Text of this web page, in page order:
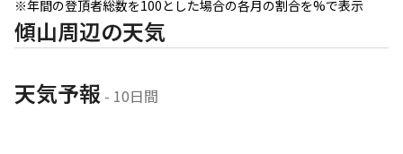
※年間の登頂者総数を100とした場合の各月の割合を%で表示
傾山周辺の天気
天気予報 - 10日間